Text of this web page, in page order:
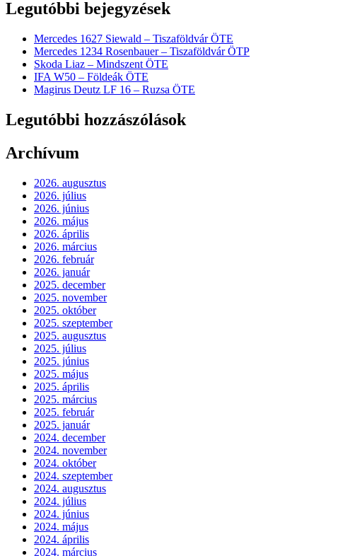
Legutóbbi bejegyzések
Mercedes 1627 Siewald – Tiszaföldvár ÖTE
Mercedes 1234 Rosenbauer – Tiszaföldvár ÖTP
Skoda Liaz – Mindszent ÖTE
IFA W50 – Földeák ÖTE
Magirus Deutz LF 16 – Ruzsa ÖTE
Legutóbbi hozzászólások
Archívum
2026. augusztus
2026. július
2026. június
2026. május
2026. április
2026. március
2026. február
2026. január
2025. december
2025. november
2025. október
2025. szeptember
2025. augusztus
2025. július
2025. június
2025. május
2025. április
2025. március
2025. február
2025. január
2024. december
2024. november
2024. október
2024. szeptember
2024. augusztus
2024. július
2024. június
2024. május
2024. április
2024. március